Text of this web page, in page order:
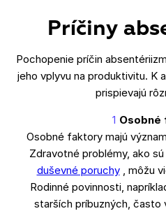
Príčiny
Pochopenie príčin
jeho vplyvu na produktivitu. K
prispievajú
Osobné faktory majú
Zdravotné problémy, ako
duševné poruchy, môžu
Rodinné povinnosti,
starších príbuzných, často